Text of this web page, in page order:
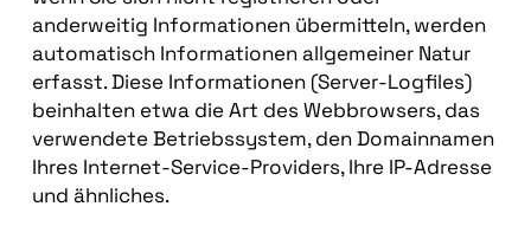
anderweitig Informationen übermitteln, werden
automatisch Informationen allgemeiner Natur
erfasst. Diese Informationen (Server-Logfiles)
beinhalten etwa die Art des Webbrowsers, das
verwendete Betriebssystem, den Domainnamen
Ihres Internet-Service-Providers, Ihre IP-Adresse
und ähnliches.